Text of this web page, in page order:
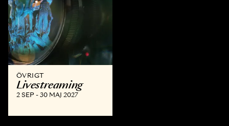
ÖVRIGT
Livestreaming
2 SEP - 30 MAJ 2027